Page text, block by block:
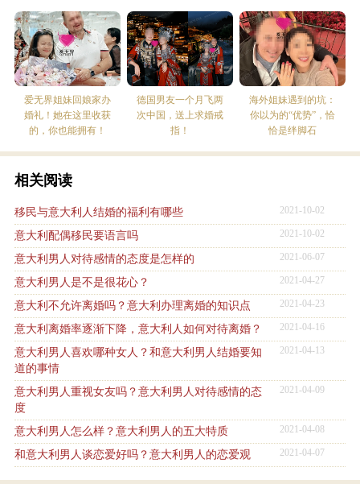
爱无界姐妹回娘家办
婚礼！她在这里收获
的，你也能拥有！
德国男友一个月飞两
次中国，送上求婚戒
指！
海外姐妹遇到的坑：
你以为的“优势”，恰
恰是绊脚石
相关阅读
移民与意大利人结婚的福利有哪些 2021-10-02
意大利配偶移民要语言吗 2021-10-02
意大利男人对待感情的态度是怎样的 2021-06-07
意大利男人是不是很花心？ 2021-04-27
意大利不允许离婚吗？意大利办理离婚的知识点 2021-04-23
意大利离婚率逐渐下降，意大利人如何对待离婚？ 2021-04-16
意大利男人喜欢哪种女人？和意大利男人结婚要知
道的事情
2021-04-13
意大利男人重视女友吗？意大利男人对待感情的态
度
2021-04-09
意大利男人怎么样？意大利男人的五大特质 2021-04-08
和意大利男人谈恋爱好吗？意大利男人的恋爱观 2021-04-07